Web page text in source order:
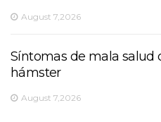
August 7,2026
Síntomas de mala salud
hámster
August 7,2026